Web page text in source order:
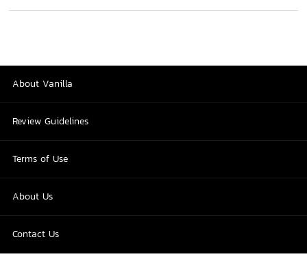
About Vanilla
Review Guidelines
Terms of Use
About Us
Contact Us